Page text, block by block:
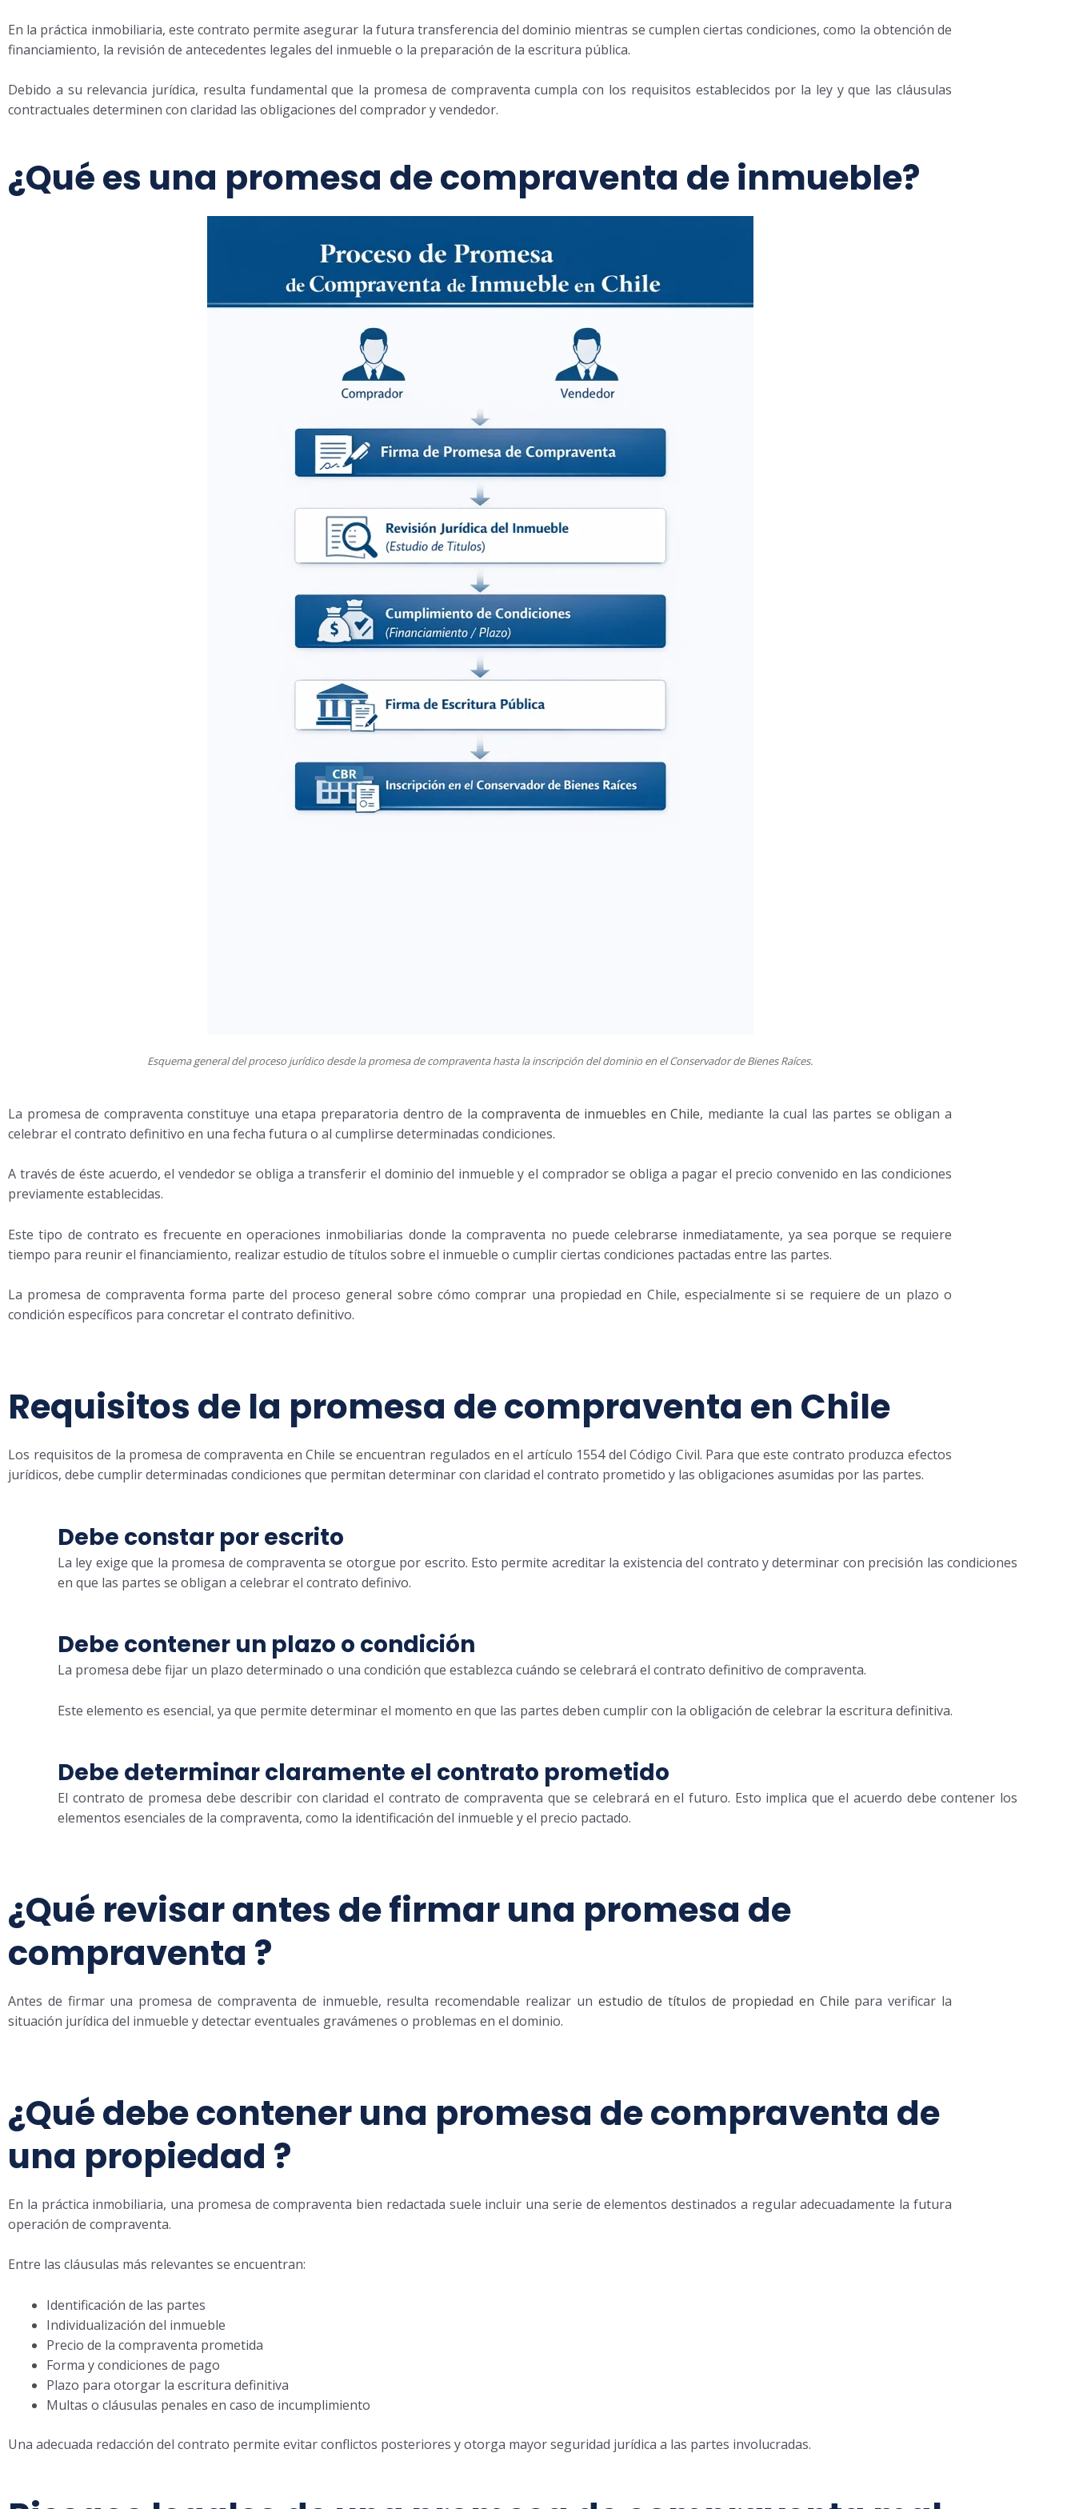
En la práctica inmobiliaria, este contrato permite asegurar la futura transferencia del dominio mientras se cumplen ciertas condiciones, como la obtención de
financiamiento, la revisión de antecedentes legales del inmueble o la preparación de la escritura pública.
Debido a su relevancia jurídica, resulta fundamental que la promesa de compraventa cumpla con los requisitos establecidos por la ley y que las cláusulas
contractuales determinen con claridad las obligaciones del comprador y vendedor.
¿Qué es una promesa de compraventa de inmueble?
Esquema general del proceso jurídico desde la promesa de compraventa hasta la inscripción del dominio en el Conservador de Bienes Raíces.
La promesa de compraventa constituye una etapa preparatoria dentro de lacompraventa de inmuebles en Chile, mediante la cual las partes se obligan a
celebrar el contrato definitivo en una fecha futura o al cumplirse determinadas condiciones.
A través de éste acuerdo, el vendedor se obliga a transferir el dominio del inmueble y el comprador se obliga a pagar el precio convenido en las condiciones
previamente establecidas.
Este tipo de contrato es frecuente en operaciones inmobiliarias donde la compraventa no puede celebrarse inmediatamente, ya sea porque se requiere
tiempo para reunir el financiamiento, realizar estudio de títulos sobre el inmueble o cumplir ciertas condiciones pactadas entre las partes.
La promesa de compraventa forma parte del proceso general sobre cómo comprar una propiedad en Chile, especialmente si se requiere de un plazo o
condición específicos para concretar el contrato definitivo.
Requisitos de la promesa de compraventa en Chile
Los requisitos de la promesa de compraventa en Chile se encuentran regulados en el artículo 1554 del Código Civil. Para que este contrato produzca efectos
jurídicos, debe cumplir determinadas condiciones que permitan determinar con claridad el contrato prometido y las obligaciones asumidas por las partes.
Debe constar por escrito
La ley exige que la promesa de compraventa se otorgue por escrito. Esto permite acreditar la existencia del contrato y determinar con precisión las condiciones
en que las partes se obligan a celebrar el contrato definivo.
Debe contener un plazo o condición
La promesa debe fijar un plazo determinado o una condición que establezca cuándo se celebrará el contrato definitivo de compraventa.
Este elemento es esencial, ya que permite determinar el momento en que las partes deben cumplir con la obligación de celebrar la escritura definitiva.
Debe determinar claramente el contrato prometido
El contrato de promesa debe describir con claridad el contrato de compraventa que se celebrará en el futuro. Esto implica que el acuerdo debe contener los
elementos esenciales de la compraventa, como la identificación del inmueble y el precio pactado.
¿Qué revisar antes de firmar una promesa de
compraventa ?
Antes de firmar una promesa de compraventa de inmueble, resulta recomendable realizar un estudio de títulos de propiedad en Chile para verificar la
situación jurídica del inmueble y detectar eventuales gravámenes o problemas en el dominio.
¿Qué debe contener una promesa de compraventa de
una propiedad ?
En la práctica inmobiliaria, una promesa de compraventa bien redactada suele incluir una serie de elementos destinados a regular adecuadamente la futura
operación de compraventa.
Entre las cláusulas más relevantes se encuentran:
Identificación de las partes
Individualización del inmueble
Precio de la compraventa prometida
Forma y condiciones de pago
Plazo para otorgar la escritura definitiva
Multas o cláusulas penales en caso de incumplimiento
Una adecuada redacción del contrato permite evitar conflictos posteriores y otorga mayor seguridad jurídica a las partes involucradas.